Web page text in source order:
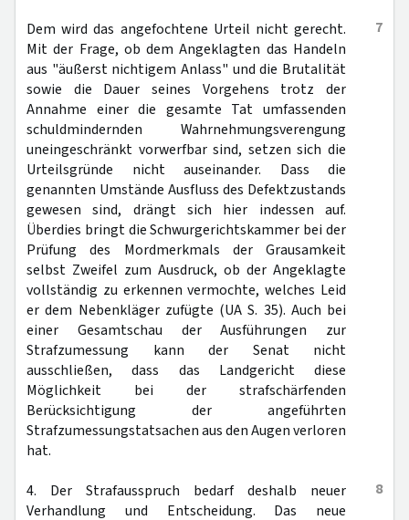
7
Dem wird das angefochtene Urteil nicht gerecht.
Mit der Frage, ob dem Angeklagten das Handeln
aus "äußerst nichtigem Anlass" und die Brutalität
sowie die Dauer seines Vorgehens trotz der
Annahme einer die gesamte Tat umfassenden
schuldmindernden Wahrnehmungsverengung
uneingeschränkt vorwerfbar sind, setzen sich die
Urteilsgründe nicht auseinander. Dass die
genannten Umstände Ausfluss des Defektzustands
gewesen sind, drängt sich hier indessen auf.
Überdies bringt die Schwurgerichtskammer bei der
Prüfung des Mordmerkmals der Grausamkeit
selbst Zweifel zum Ausdruck, ob der Angeklagte
vollständig zu erkennen vermochte, welches Leid
er dem Nebenkläger zufügte (UA S. 35). Auch bei
einer Gesamtschau der Ausführungen zur
Strafzumessung kann der Senat nicht
ausschließen, dass das Landgericht diese
Möglichkeit bei der strafschärfenden
Berücksichtigung der angeführten
Strafzumessungstatsachen aus den Augen verloren
hat.
8
4. Der Strafausspruch bedarf deshalb neuer
Verhandlung und Entscheidung. Das neue